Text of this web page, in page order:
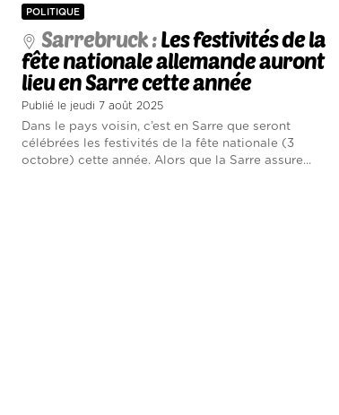
POLITIQUE
Sarrebruck :Les festivités de la
fête nationale allemande auront
lieu en Sarre cette année
Publié le jeudi 7 août 2025
Dans le pays voisin, c’est en Sarre que seront
célébrées les festivités de la fête nationale (3
octobre) cette année. Alors que la Sarre assure...